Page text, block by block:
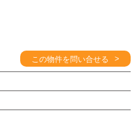
この物件を問い合せる >